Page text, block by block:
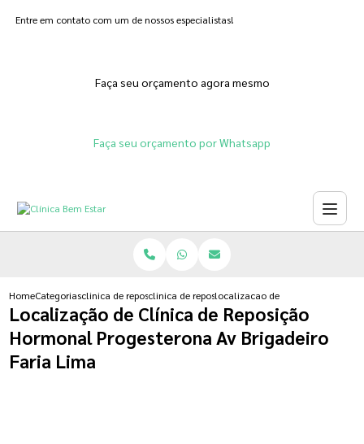
Entre em contato com um de nossos especialistas!
Faça seu orçamento agora mesmo
Faça seu orçamento por Whatsapp
HomeCategoriasclinica de reposicao hormonalclinica de reposicao hormonal na menopausa
localizacao de clinica de
Localização de Clínica de Reposição
Hormonal Progesterona Av Brigadeiro
Faria Lima